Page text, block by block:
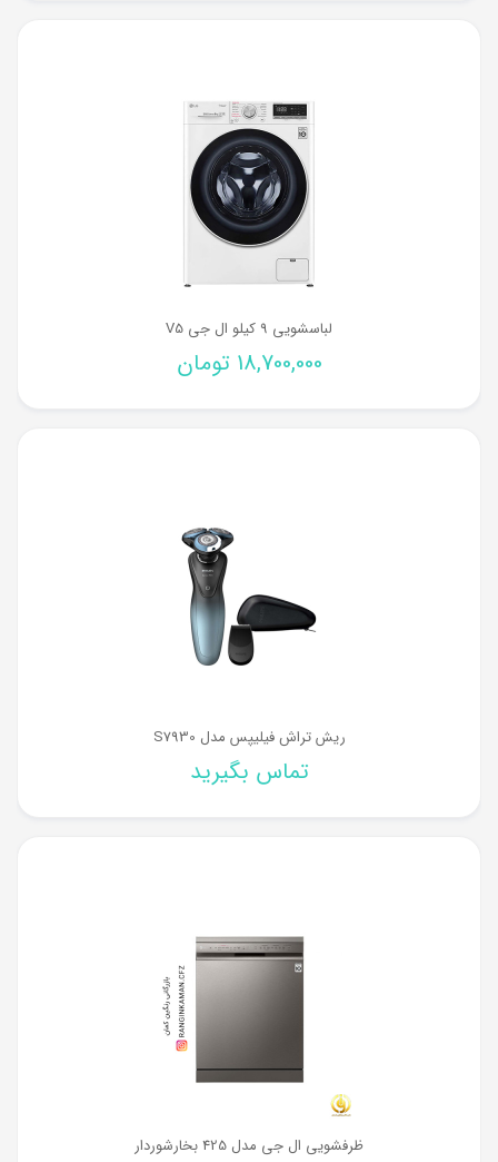
لباسشویی 9 کیلو ال جی V5
18,700,000 تومان
ریش تراش فیلیپس مدل S7930
تماس بگیرید
ظرفشویی ال جی مدل 425 بخارشوردار